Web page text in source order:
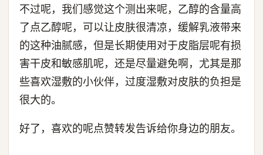
不过呢，我们感觉这个测出来呢，乙醇的含量高
了点乙醇呢，可以让皮肤很清凉，缓解乳液带来
的这种油腻感，但是长期使用对于皮脂层呢有损
害干皮和敏感肌呢，还是尽量避免啊，尤其是那
些喜欢湿敷的小伙伴，过度湿敷对皮肤的负担是
很大的。
好了，喜欢的呢点赞转发告诉给你身边的朋友。